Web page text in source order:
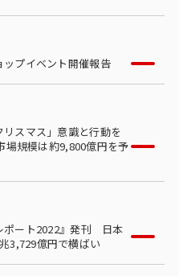
プイベント開催報告
スマス」意識と行動を
規模は約9,800億円を予
ポート2022』発刊 日本
3,729億円で横ばい